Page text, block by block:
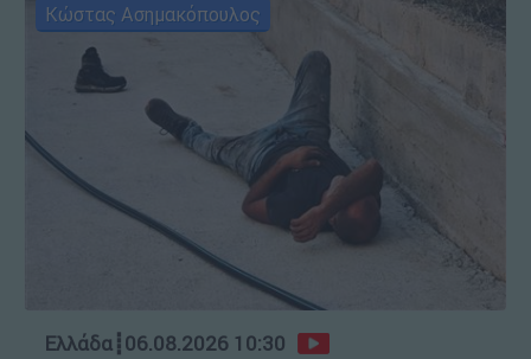
Κώστας Ασημακόπουλος
Ελλάδα┋06.08.2026 10:30